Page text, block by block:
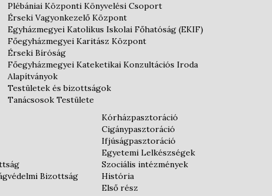
Plébániai Központi Könyvelési Csoport
Érseki Vagyonkezelő Központ
Egyházmegyei Katolikus Iskolai Főhatóság (EKIF)
Főegyházmegyei Karitász Központ
Érseki Bíróság
Főegyházmegyei Kateketikai Konzultációs Iroda
Alapítványok
Testületek és bizottságok
Tanácsosok Testülete
Bizottság
Kórházpasztoráció
Cigánypasztoráció
Ifjúságpasztoráció
Egyetemi Lelkészségek
Szociális intézmények
História
Első rész